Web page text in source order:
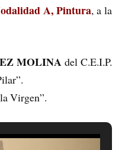
A, Pintura, a la
MOLINA del C.E.I.P.
Virgen”.